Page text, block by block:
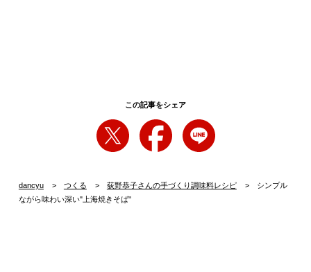
この記事をシェア
dancyu つくる 荻野恭子さんの手づくり調味料レシピ
シンプル
ながら味わい深い"上海焼きそば"